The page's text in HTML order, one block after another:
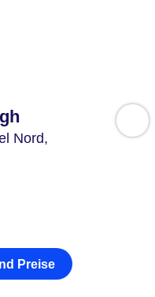
Nord,
Preise